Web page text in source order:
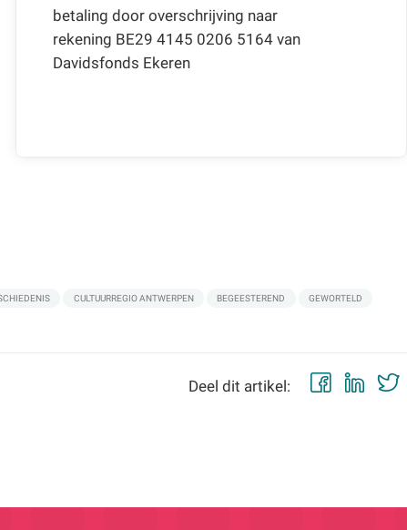
betaling door overschrijving naar
rekening BE29 4145 0206 5164 van
Davidsfonds Ekeren
CULTUURREGIO ANTWERPEN BEGEESTEREND GEWORTELD
Deel dit artikel: